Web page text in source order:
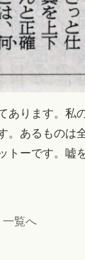
あります。
。あるものは
トーです。嘘
一覧へ